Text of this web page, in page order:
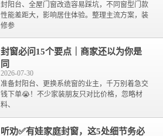
封阳台、全屋门窗改造容易踩坑，不同窗型门款
性能差距大，影响居住体验。整理主流方案，装
修参
封窗必问15个要点｜商家还以为你是
同
2026-07-30
准备封阳台、更换系统窗的业主，千万别着急交
钱下单😭！不少家装朋友只对比价格，忽略材
料、
听劝✅有娃家庭封窗，这5处细节务必